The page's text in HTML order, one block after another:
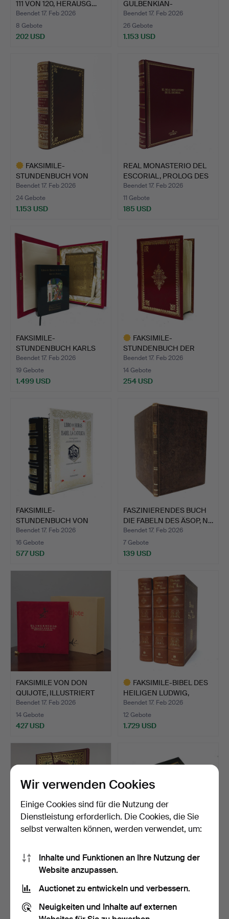
111 VON 120, HERAUSG…
Beendet 17. Feb 2026
8 Gebote
202 USD
GULBENKIAN-
APOKALYPSE, NR. 5…
Beendet 17. Feb 2026
26 Gebote
1.153 USD
FAKSIMILE-
STUNDENBUCH VON
JUANA I. VON KAS…
Beendet 17. Feb 2026
24 Gebote
1.153 USD
Objekt
REAL MONASTERIO DEL
ESCORIAL, PROLOG DES
H…
Beendet 17. Feb 2026
11 Gebote
185 USD
FAKSIMILE-
STUNDENBUCH KARLS
VIII., KÖNIG V…
Beendet 17. Feb 2026
19 Gebote
1.499 USD
FAKSIMILE-
STUNDENBUCH DER
KÖNIGIN MARIA VO…
Beendet 17. Feb 2026
14 Gebote
254 USD
FAKSIMILE-
STUNDENBUCH VON
ISABEL LA CATOLI…
Beendet 17. Feb 2026
16 Gebote
577 USD
FASZINIERENDES BUCH
DIE FABELN DES ÄSOP, N…
Beendet 17. Feb 2026
7 Gebote
139 USD
FAKSIMILE VON DON
QUIJOTE, ILLUSTRIERT
VON…
Beendet 17. Feb 2026
14 Gebote
427 USD
FAKSIMILE-BIBEL DES
HEILIGEN LUDWIG,
BESTE…
Beendet 17. Feb 2026
12 Gebote
1.729 USD
FAKSIMILE-BUCH DES
GLÜCKS, NR. 489 VON
Beendet 17. Feb 2026
14 Gebote
CELLINIS
AUTOBIOGRAFIEBUCH
12 Gebote
Wir verwenden Cookies
Einige Cookies sind für die Nutzung der
Dienstleistung erforderlich. Die Cookies, die Sie
selbst verwalten können, werden verwendet, um:
Inhalte und Funktionen an Ihre Nutzung der
Website anzupassen.
Auctionet zu entwickeln und verbessern.
Neuigkeiten und Inhalte auf externen